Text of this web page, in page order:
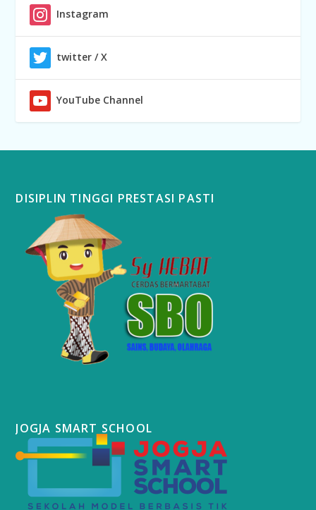
Instagram
twitter / X
YouTube Channel
DISIPLIN TINGGI PRESTASI PASTI
JOGJA SMART SCHOOL